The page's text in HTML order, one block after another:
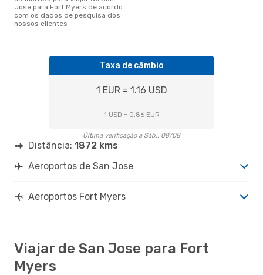
Jose para Fort Myers de acordo
com os dados de pesquisa dos
nossos clientes
Taxa de câmbio
1 EUR = 1.16 USD
1 USD = 0.86 EUR
Última verificação a Sáb., 08/08
Distância: 1872 kms
Aeroportos de San Jose
Aeroportos Fort Myers
Viajar de San Jose para Fort
Myers